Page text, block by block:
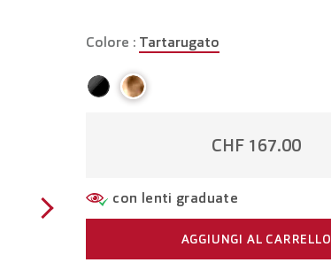
Colore : Tartarugato
CHF 167.00
con lenti graduate
AGGIUNGI AL CARRELLO